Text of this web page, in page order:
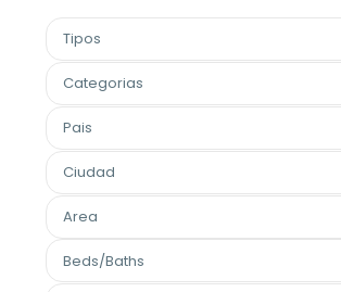
Tipos
Categorias
Pais
Ciudad
Area
Beds/Baths